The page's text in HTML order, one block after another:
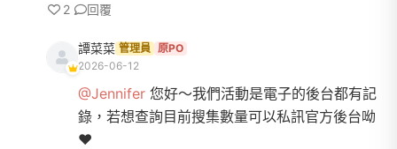
2 回覆
譚菜菜 管理員
原PO
2026-06-12
@Jennifer 您好～我們活動是電子的後台都有記
錄，若想查詢目前搜集數量可以私訊官方後台呦
❤️